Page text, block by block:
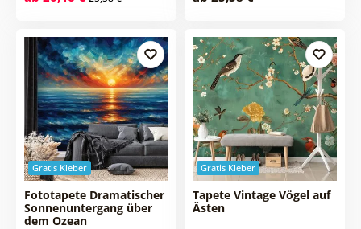
Gratis Kleber
Fototapete Dramatischer
Sonnenuntergang über
dem Ozean
Gratis Kleber
Tapete Vintage Vögel auf
Ästen